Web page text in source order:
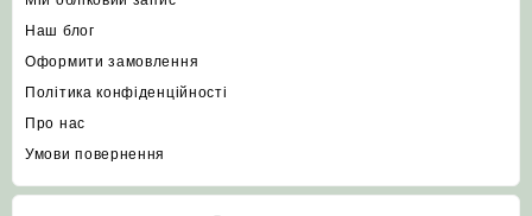
Наш блог
Оформити замовлення
Політика конфіденційності
Про нас
Умови повернення